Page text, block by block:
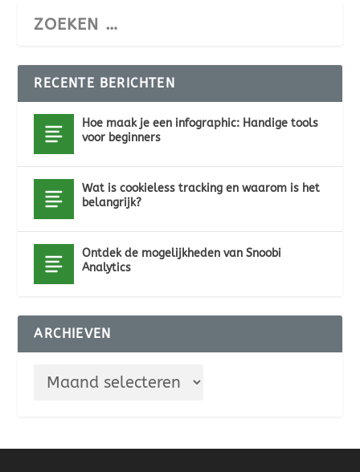
RECENTE BERICHTEN
Hoe maak je een infographic: Handige tools
voor beginners
Wat is cookieless tracking en waarom is het
belangrijk?
Ontdek de mogelijkheden van Snoobi
Analytics
ARCHIEVEN